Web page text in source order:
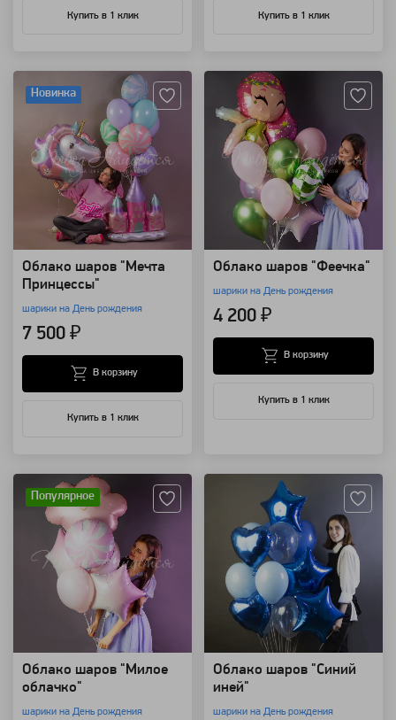
Купить в 1 клик Купить в 1 клик
Новинка
Облако шаров "Мечта
Принцессы"
шарики на День рождения
7 500 ₽
Купить в 1 клик
В корзину
Облако шаров "Феечка"
шарики на День рождения
4 200 ₽
Купить в 1 клик
В корзину
Популярное
Облако шаров "Милое
облачко"
шарики на День рождения
Облако шаров "Синий
иней"
шарики на День рождения